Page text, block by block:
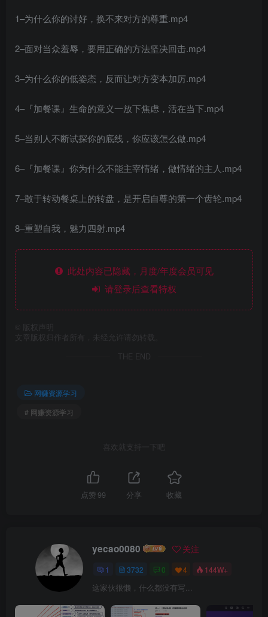
1–为什么你的讨好，换不来对方的尊重.mp4
2–面对当众羞辱，要用正确的方法坚决回击.mp4
3–为什么你的低姿态，反而让对方变本加厉.mp4
4–『加餐课』生命的意义一放下焦虑，活在当下.mp4
5–当别人不断试探你的底线，你应该怎么做.mp4
6–『加餐课』你为什么不能主宰情绪，做情绪的主人.mp4
7–敢于转动餐桌上的转盘，是开启自尊的第一个齿轮.mp4
8–重塑自我，魅力四射.mp4
此处内容已隐藏，月度/年度会员可见
请登录后查看特权
版权声明
文章版权归作者所有，未经允许请勿转载。
THE END
网赚资源学习
# 网赚资源学习
喜欢就支持一下吧
点赞 99 分享 收藏
yecao0080 关注
1 3732 0 4 144W+
这家伙很懒，什么都没有写...